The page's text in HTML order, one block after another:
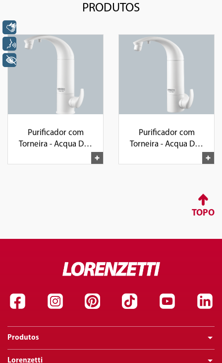
PRODUTOS
Purificador com
Torneira - Acqua Due
Purificador com
Torneira - Acqua Due
TOPO
Produtos
Lorenzetti
Voz